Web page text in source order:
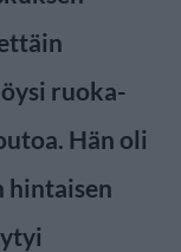
ruoka-
Hän oli
hintaisen